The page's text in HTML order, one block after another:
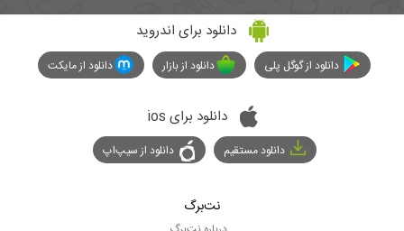
دانلود برای اندروید
دانلود از گوگل پلی دانلود از بازار دانلود از مایکت
دانلود برای ios
دانلود مستقیم دانلود از سیپ‌اپ
نت‌برگ